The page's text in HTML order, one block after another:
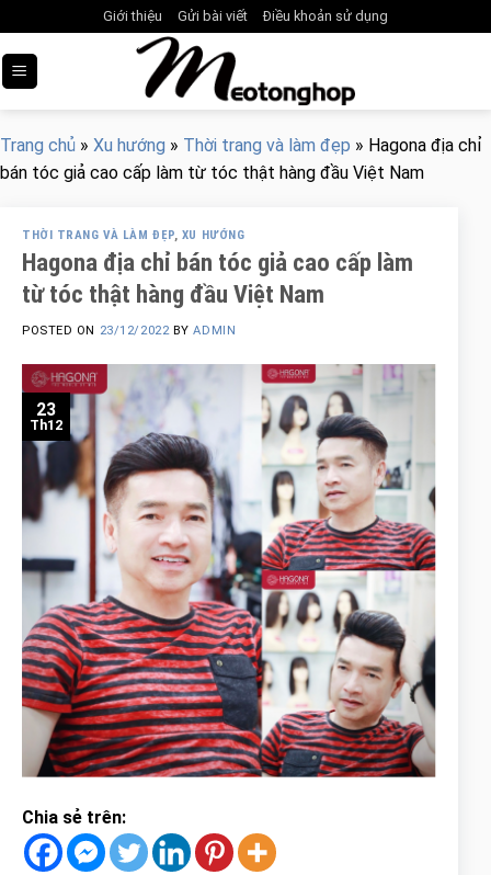
to
content
Giới thiệu Gửi bài viết Điều khoản sử dụng
Trang chủ » Xu hướng » Thời trang và làm đẹp » Hagona địa chỉ
bán tóc giả cao cấp làm từ tóc thật hàng đầu Việt Nam
THỜI TRANG VÀ LÀM ĐẸP, XU HƯỚNG
Hagona địa chỉ bán tóc giả cao cấp làm
từ tóc thật hàng đầu Việt Nam
POSTED ON 23/12/2022 BYADMIN
23
Th12
Chia sẻ trên: